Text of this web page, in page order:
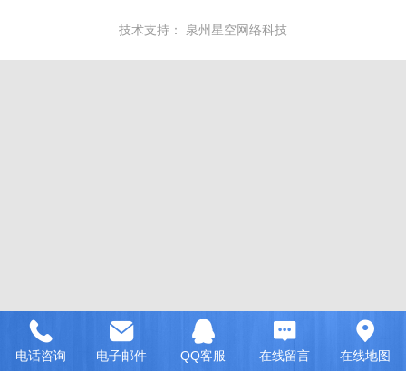
技术支持： 泉州星空网络科技
电话咨询 电子邮件 QQ客服 在线留言 在线地图